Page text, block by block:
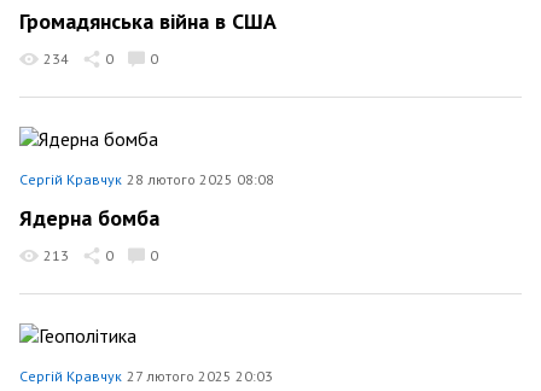
Громадянська війна в США
234 0 0
Сергій Кравчук 28 лютого 2025 08:08
Ядерна бомба
213 0 0
Сергій Кравчук 27 лютого 2025 20:03